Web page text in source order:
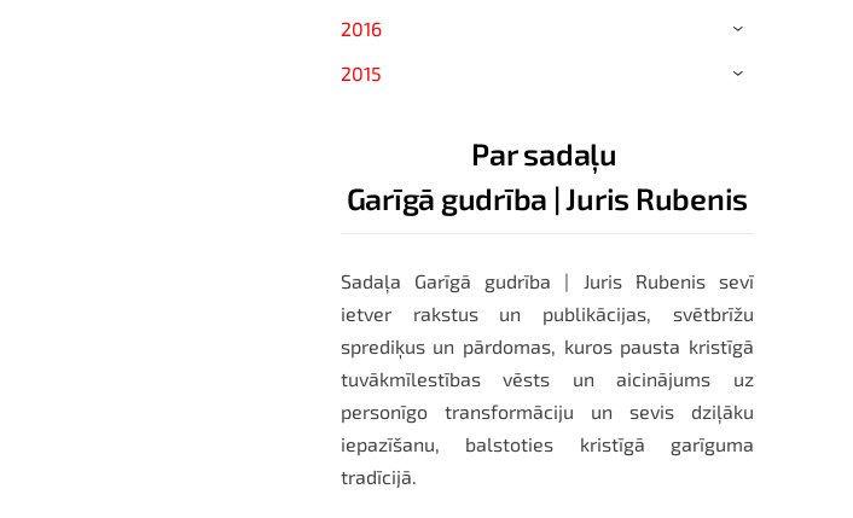
2016 ›
2015 ›
Par sadaļu
Garīgā gudrība | Juris Rubenis
Sadaļa Garīgā gudrība | Juris Rubenis sevī
ietver rakstus un publikācijas, svētbrīžu
sprediķus un pārdomas, kuros pausta kristīgā
tuvākmīlestības vēsts un aicinājums uz
personīgo transformāciju un sevis dziļāku
iepazīšanu, balstoties kristīgā garīguma
tradīcijā.